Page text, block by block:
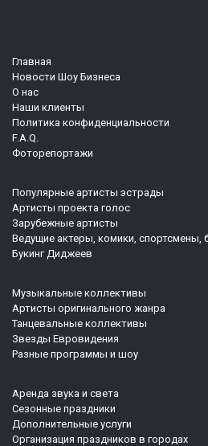
Главная
Новости Шоу Бизнеса
О нас
Наши клиенты
Политика конфиденциальности
F.A.Q.
Фоторепортажи
Популярные артисты эстрады
Артисты проекта голос
Зарубежные артисты
Ведущие актеры, комики,
Букинг Диджеев
Музыкальные коллективы
Артисты оригинального жанра
Танцевальные коллективы
Звезды Евровидения
Разные программы и шоу
Аренда звука и света
Сезонные праздники
Дополнительные услуги
Организация праздников в городах